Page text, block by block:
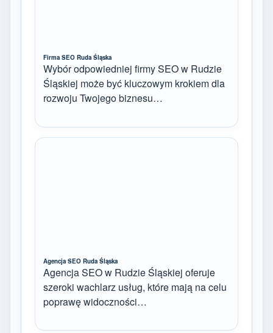
Firma SEO Ruda Śląska
Wybór odpowiedniej firmy SEO w Rudzie
Śląskiej może być kluczowym krokiem dla
rozwoju Twojego biznesu…
Agencja SEO Ruda Śląska
Agencja SEO w Rudzie Śląskiej oferuje
szeroki wachlarz usług, które mają na celu
poprawę widoczności…